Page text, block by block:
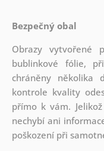
Bezpečný obal
Obrazy vytvořené
bublinkové fólie,
chráněny několika
kontrole kvality
přímo k vám.
nechybí ani
poškození při